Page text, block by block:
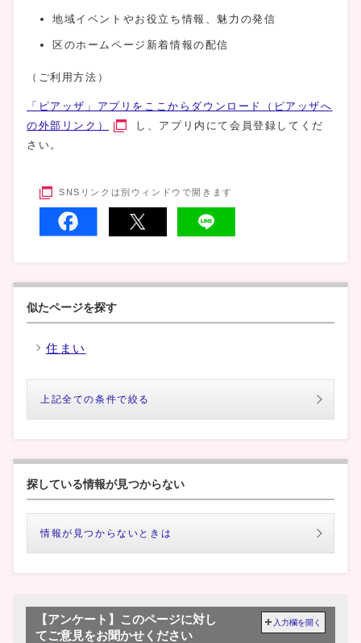
地域イベントやお役立ち情報、魅力の発信
区のホームページ新着情報の配信
（ご利用方法）
「ピアッザ」アプリをここからダウンロード（ピアッザへ
の外部リンク）
し、アプリ内にて会員登録してくだ
さい。
SNSリンクは別ウィンドウで開きます
似たページを探す
住まい
上記全ての条件で絞る
探している情報が見つからない
情報が見つからないときは
【アンケート】このページに対し
てご意見をお聞かせください
入力欄を開く